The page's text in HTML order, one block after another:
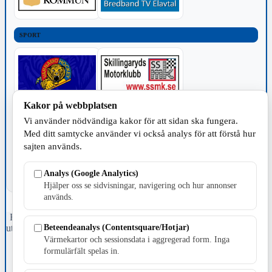
SPORT
TILLVERKNING
Fristående webbtidningsföretag grundat 1991 som sedan 2002 ger
ut tidningen Skillingaryd.nu och 2010 lanserades Värnamo.nu. Från
april 2026 omfattar Skillingaryd.nu tre kommuner: Gnosjö,
Värnamo och Vaggeryds kommun.
Kakor på webbplatsen
Vi använder nödvändiga kakor för att sidan ska fungera.
Med ditt samtycke använder vi också analys för att förstå hur
sajten används.
Analys (Google Analytics)
Hjälper oss se sidvisningar, navigering och hur annonser
används.
Beteendeanalys (Contentsquare/Hotjar)
Värmekartor och sessionsdata i aggregerad form. Inga
formulärfält spelas in.